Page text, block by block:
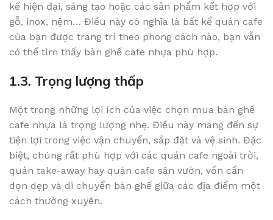
kế hiện đại, sáng tạo hoặc các sản phẩm kết hợp với
gỗ, inox, nệm… Điều này có nghĩa là bất kể quán cafe
của bạn được trang trí theo phong cách nào, bạn vẫn
có thể tìm thấy bàn ghế cafe nhựa phù hợp.
1.3. Trọng lượng thấp
Một trong những lợi ích của việc chọn mua bàn ghế
cafe nhựa là trọng lượng nhẹ. Điều này mang đến sự
tiện lợi trong việc vận chuyển, sắp đặt và vệ sinh. Đặc
biệt, chúng rất phù hợp với các quán cafe ngoài trời,
quán take-away hay quán cafe sân vườn, vốn cần
dọn dẹp và di chuyển bàn ghế giữa các địa điểm một
cách thường xuyên.